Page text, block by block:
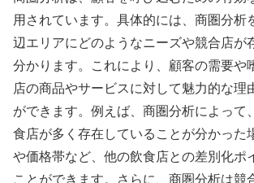
用されています。具体的には、商圏分析
辺エリアにどのようなニーズや競合店が
分かります。これにより、顧客の需要や
店の商品やサービスに対して魅力的な理
ができます。例えば、商圏分析によって
食店が多く存在していることが分かった
や価格帯など、他の飲食店との差別化ポ
ことができます。さらに、商圏分析は競